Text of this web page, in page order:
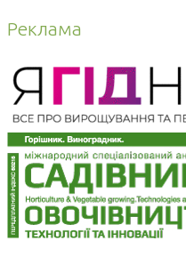
Реклама